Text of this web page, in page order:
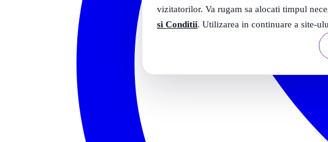
vizitatorilor. Va rugam sa alocati timpul
si Conditii. Utilizarea in continuare a site-